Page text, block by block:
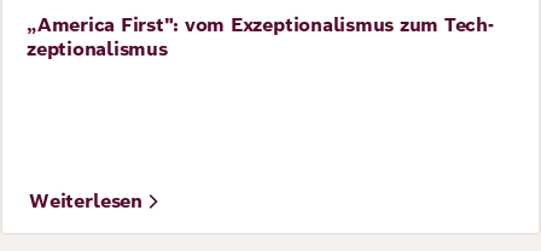
Perspective
„America First": vom Exzeptionalismus zum Tech-
zeptionalismus
Weiterlesen